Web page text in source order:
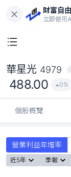
財富自由
立即使用
華星光 4979
488.00 0%
個股概覽
營業利益年增率
近5年 季報